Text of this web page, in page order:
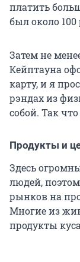
платить
был около 100
Затем не
Кейптауна
карту, и я
рэндах из
собой. Так
Продукты и
Здесь
людей,
рынков на
Многие из
продукты